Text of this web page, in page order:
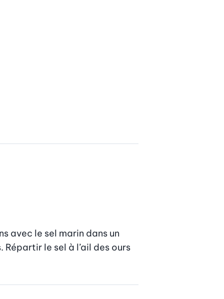
avec le sel marin dans un
le sel à l’ail des ours